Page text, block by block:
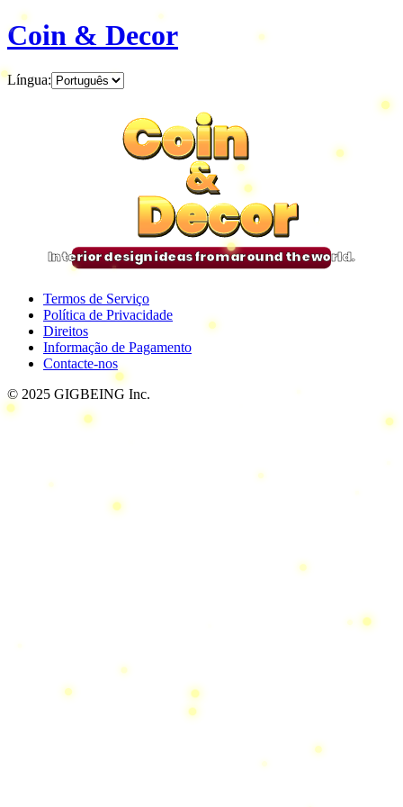
Coin & Decor
Língua:
Coin
&
Decor
Coin
&
Decor
Coin
&
Decor
Coin
&
Decor
Interior design ideas from around the world.
Termos de Serviço
Política de Privacidade
Direitos
Informação de Pagamento
Contacte-nos
© 2025 GIGBEING Inc.